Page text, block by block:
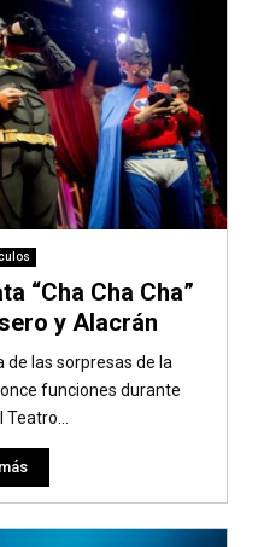
“Cha Cha Cha”
y Alacrán
de las sorpresas de la
funciones durante
Teatro...